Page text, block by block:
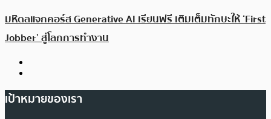
มหิดลแจกคอร์ส Generative AI เรียนฟรี เติมเต็มทักษะให้ ‘First
Jobber’ สู่โลกการทำงาน
เป้าหมายของเรา